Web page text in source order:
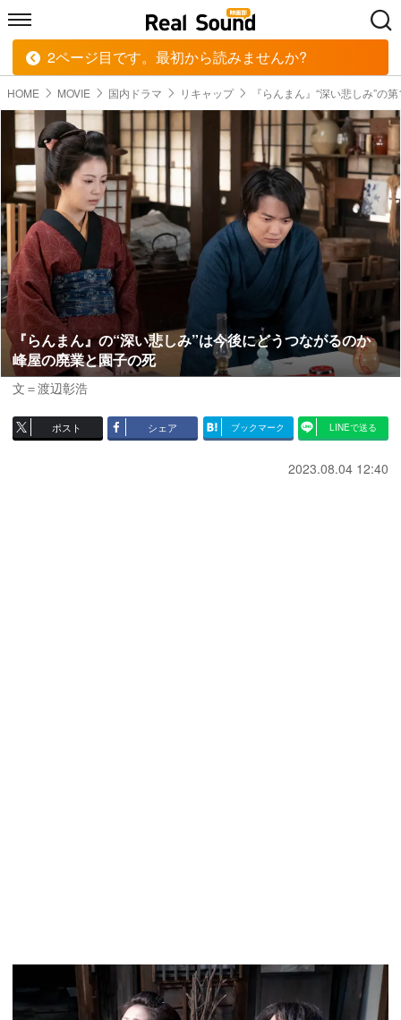
HOME MUSIC MOVIE TECH
HOME MOVIE 国内ドラマ リキャップ 『らんまん』“深い悲しみ”の
『らんまん』の“深い悲しみ”は今後にどうつながるのか
峰屋の廃業と園子の死
文＝渡辺彰浩
ポスト シェア ブックマーク LINEで送る
2023.08.04 12:40
2ページ目です。最初から読みませんか?